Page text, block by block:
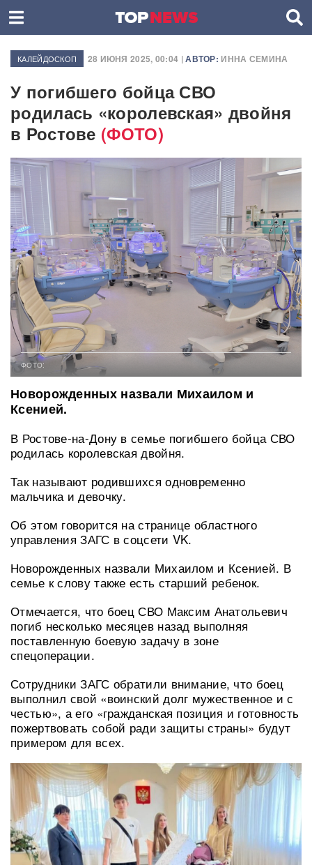
КАЛЕЙДОСКОП 28 ИЮНЯ 2025, 00:04 |АВТОР: ИННА СЕМИНА
У погибшего бойца СВО
родилась «королевская» двойня
в Ростове (ФОТО)
ФОТО:
Новорожденных назвали Михаилом и
Ксенией.
В Ростове-на-Дону в семье погибшего бойца СВО
родилась королевская двойня.
Так называют родившихся одновременно
мальчика и девочку.
Об этом говорится на странице областного
управления ЗАГС в соцсети VK.
Новорожденных назвали Михаилом и Ксенией. В
семье к слову также есть старший ребенок.
Отмечается, что боец СВО Максим Анатольевич
погиб несколько месяцев назад выполняя
поставленную боевую задачу в зоне
спецоперации.
Сотрудники ЗАГС обратили внимание, что боец
выполнил свой «воинский долг мужественное и с
честью», а его «гражданская позиция и готовность
пожертвовать собой ради защиты страны» будут
примером для всех.